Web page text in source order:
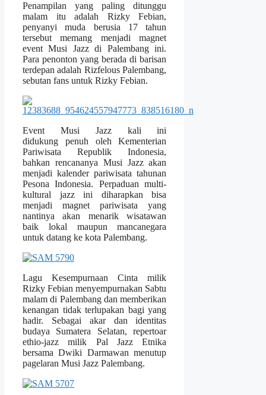
Penampilan yang paling ditunggu
malam itu adalah Rizky Febian,
penyanyi muda berusia 17 tahun
tersebut memang menjadi magnet
event Musi Jazz di Palembang ini.
Para penonton yang berada di barisan
terdepan adalah Rizfelous Palembang,
sebutan fans untuk Rizky Febian.
Event Musi Jazz kali ini
didukung penuh oleh Kementerian
Pariwisata Republik Indonesia,
bahkan rencananya Musi Jazz akan
menjadi kalender pariwisata tahunan
Pesona Indonesia. Perpaduan multi-
kultural jazz ini diharapkan bisa
menjadi magnet pariwisata yang
nantinya akan menarik wisatawan
baik lokal maupun mancanegara
untuk datang ke kota Palembang.
Lagu Kesempurnaan Cinta milik
Rizky Febian menyempurnakan Sabtu
malam di Palembang dan memberikan
kenangan tidak terlupakan bagi yang
hadir. Sebagai akar dan identitas
budaya Sumatera Selatan, repertoar
ethio-jazz milik Pal Jazz Etnika
bersama Dwiki Darmawan menutup
pagelaran Musi Jazz Palembang.